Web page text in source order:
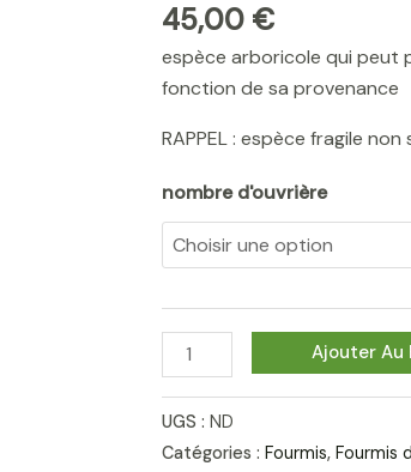
45,00 €
espèce arboricole qui peut
fonction de sa provenance
RAPPEL : espèce fragile
nombre d'ouvrière
Oecophylla
smaragdina
Ajouter Au
UGS :ND
Catégories :Fourmis,Fourmis